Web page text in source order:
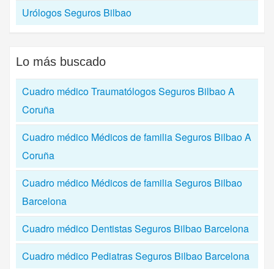
Urólogos Seguros Bilbao
Lo más buscado
Cuadro médico Traumatólogos Seguros Bilbao A
Coruña
Cuadro médico Médicos de familia Seguros Bilbao A
Coruña
Cuadro médico Médicos de familia Seguros Bilbao
Barcelona
Cuadro médico Dentistas Seguros Bilbao Barcelona
Cuadro médico Pediatras Seguros Bilbao Barcelona